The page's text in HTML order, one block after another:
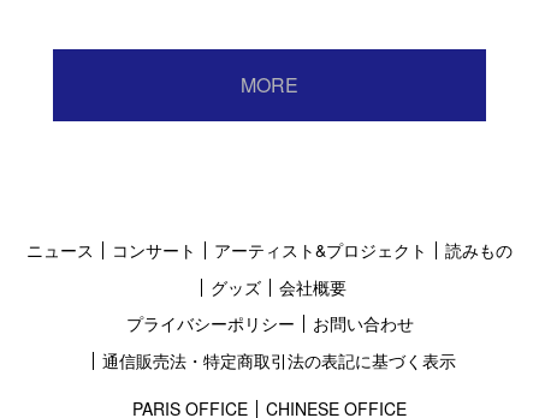
MORE
ニュース コンサート アーティスト&プロジェクト
読みもの
グッズ
会社概要
プライバシーポリシー
お問い合わせ
通信販売法・特定商取引法の表記に基づく表示
PARIS OFFICE
CHINESE OFFICE